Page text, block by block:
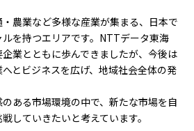
農業など多様な産業が集まる、日本で
を持つエリアです。NTTデータ東海
業とともに歩んできましたが、今後は
とビジネスを広げ、地域社会全体の発
ある市場環境の中で、新たな市場を自
していきたいと考えています。